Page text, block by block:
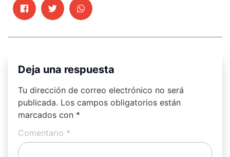
Deja una respuesta
Tu dirección de correo electrónico no será
publicada. Los campos obligatorios están
marcados con *
Comentario *